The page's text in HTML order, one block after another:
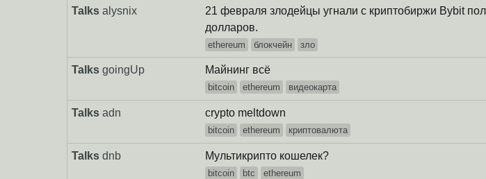
Talks alysnix
21 февраля злодейцы угнали с криптобиржи Bybit
долларов.
ethereum блокчейн зло
Talks goingUp Майнинг всё
bitcoin ethereum видеокарта
Talks adn crypto meltdown
bitcoin ethereum криптовалюта
Talks dnb Мультикрипто кошелек?
bitcoin btc ethereum